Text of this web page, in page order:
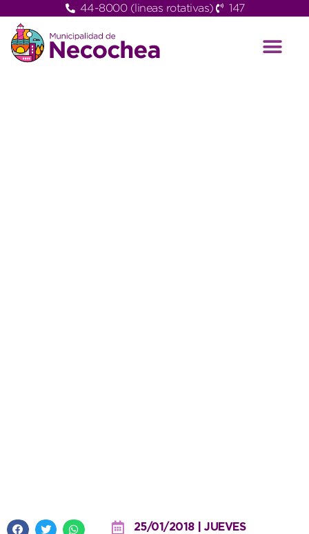
44-8000 (lineas rotativas) 147
25/01/2018 | JUEVES